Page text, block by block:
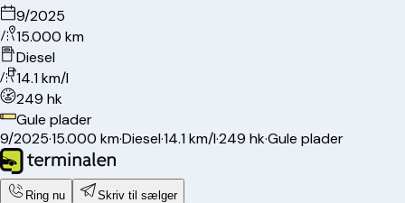
9/2025
15.000 km
Diesel
14.1 km/l
249 hk
Gule plader
9/2025·15.000 km·Diesel·14.1 km/l·249 hk·Gule plader
Ring nu Skriv til sælger